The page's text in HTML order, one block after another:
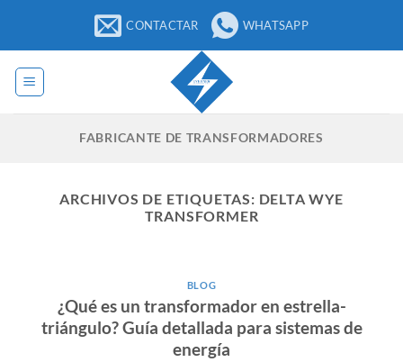
contenido
CONTACTAR WHATSAPP
FABRICANTE DE TRANSFORMADORES
ARCHIVOS DE ETIQUETAS: DELTA WYE
TRANSFORMER
BLOG
¿Qué es un transformador en estrella-
triángulo? Guía detallada para sistemas de
energía